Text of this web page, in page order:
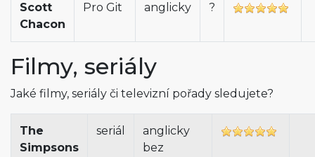
Scott
Chacon
Pro Git anglicky ?
Filmy, seriály
Jaké filmy, seriály či televizní pořady sledujete?
The
Simpsons
seriál
anglicky
bez